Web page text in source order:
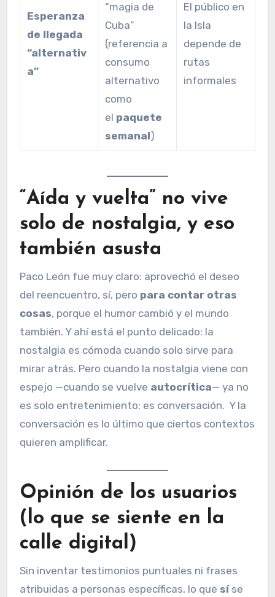
Esperanza
de llegada
“alternativ
a”
“magia de
Cuba”
(referencia a
consumo
alternativo
como
el paquete
semanal)
El público en
la Isla
depende de
rutas
informales
“Aída y vuelta” no vive
solo de nostalgia, y eso
también asusta
Paco León fue muy claro: aprovechó el deseo
del reencuentro, sí, pero para contar otras
cosas, porque el humor cambió y el mundo
también. Y ahí está el punto delicado: la
nostalgia es cómoda cuando solo sirve para
mirar atrás. Pero cuando la nostalgia viene con
espejo —cuando se vuelve autocrítica— ya no
es solo entretenimiento: es conversación. Y la
conversación es lo último que ciertos contextos
quieren amplificar.
Opinión de los usuarios
(lo que se siente en la
calle digital)
Sin inventar testimonios puntuales ni frases
atribuidas a personas específicas, lo que síse